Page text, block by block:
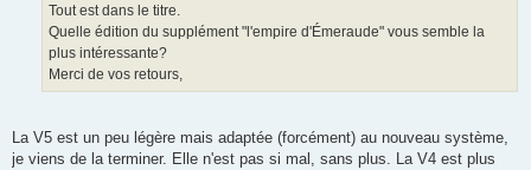
Tout est dans le titre.
Quelle édition du supplément "l'empire d'Émeraude" vous semble la
plus intéressante?
Merci de vos retours,
La V5 est un peu légère mais adaptée (forcément) au nouveau système,
je viens de la terminer. Elle n'est pas si mal, sans plus. La V4 est plus